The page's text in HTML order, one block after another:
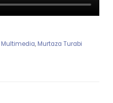
Multimedia, Murtaza Turabi